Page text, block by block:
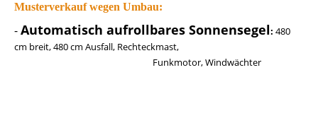
Musterverkauf wegen Umbau:
-Automatisch aufrollbares Sonnensegel: 480
cm breit, 480 cm Ausfall, Rechteckmast,
Funkmotor, Windwächter